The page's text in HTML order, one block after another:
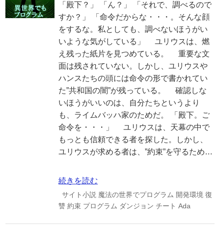
「殿下？」 「ん？」 「それで、調べるので
すか？」 「命令だからな・・・。そんな顔
をするな。私としても、調べないほうがい
いような気がしている」 ユリウスは、燃
え残った紙片を見つめている。 重要な文
面は残されていない。しかし、ユリウスや
ハンスたちの頭には命令の形で書かれてい
た”共和国の闇”が残っている。 確認しな
いほうがいいのは、自分たちというより
も、ライムバッハ家のためだ。 「殿下。ご
命令を・・・」 ユリウスは、天幕の中で
もっとも信頼できる者を探した。しかし、
ユリウスが求める者は、”約束”を守るため…
続きを読む
サイト小説 魔法の世界でプログラム 開発環境 復
讐 約束 プログラム ダンジョン チート Ada